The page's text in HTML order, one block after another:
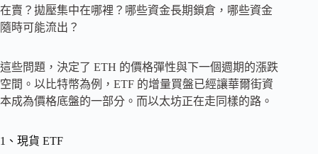
在賣？拋壓集中在哪裡？哪些資金長期鎖倉，哪些資金
隨時可能流出？
這些問題，決定了 ETH 的價格彈性與下一個週期的漲跌
空間。以比特幣為例，ETF 的增量買盤已經讓華爾街資
本成為價格底盤的一部分。而以太坊正在走同樣的路。
1、現貨 ETF